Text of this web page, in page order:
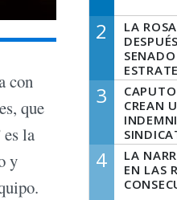
con
que
la
y
2
LA
3
CREAN
4
LA
EN LAS